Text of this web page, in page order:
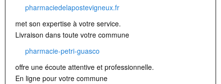
pharmaciedelapostevigneux.fr
met son expertise à votre service.
Livraison dans toute votre commune
pharmacie-petri-guasco
offre une écoute attentive et professionnelle.
En ligne pour votre commune